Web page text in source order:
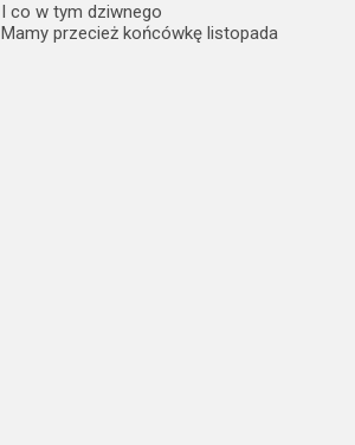
I co w tym dziwnego
Mamy przecież końcówkę listopada